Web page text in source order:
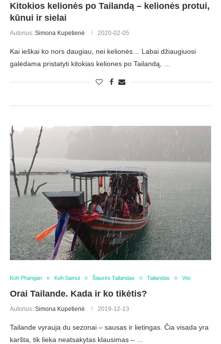
Kitokios kelionės po Tailandą – kelionės protui,
kūnui ir sielai
Autorius: Simona Kupetienė 2020-02-05
Kai ieškai ko nors daugiau, nei kelionės… Labai džiaugiuosi
galėdama pristatyti kitokias keliones po Tailandą, …
Koh Phangan Koh Samui Šiaurės Tailandas Tailandas Visi
Orai Tailande. Kada ir ko tikėtis?
Autorius: Simona Kupetienė 2019-12-13
Tailande vyrauja du sezonai – sausas ir lietingas. Čia visada yra
karšta, tik lieka neatsakytas klausimas – …